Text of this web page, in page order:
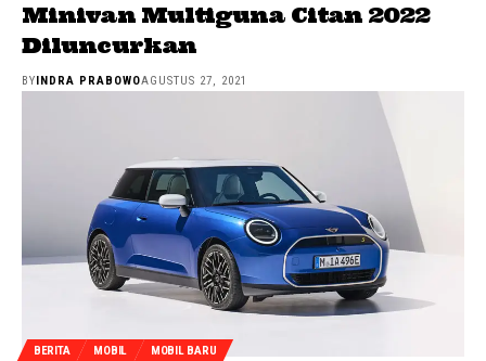
Minivan Multiguna Citan 2022
Diluncurkan
BYINDRA PRABOWOAGUSTUS 27, 2021
BERITA MOBIL MOBIL BARU